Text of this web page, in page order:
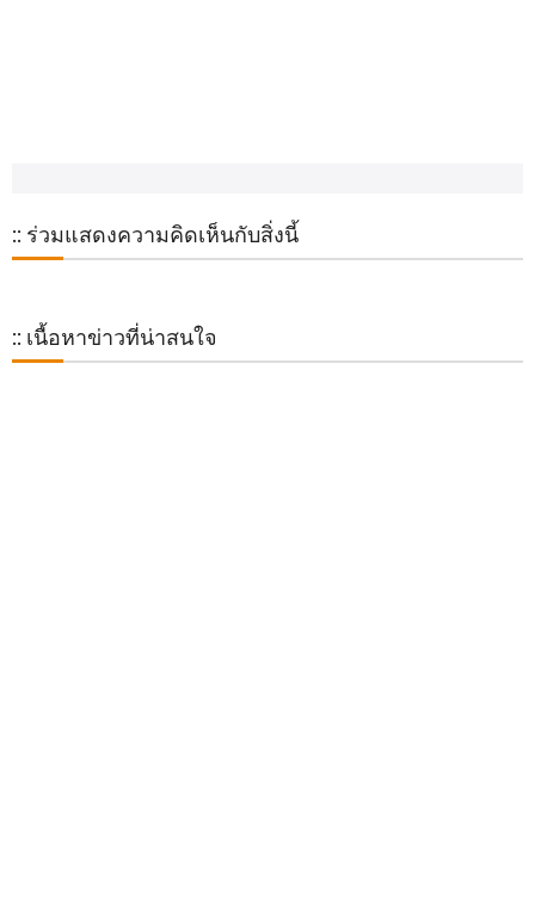
:: ร่วมแสดงความคิดเห็นกับสิ่งนี้
:: เนื้อหาข่าวที่น่าสนใจ